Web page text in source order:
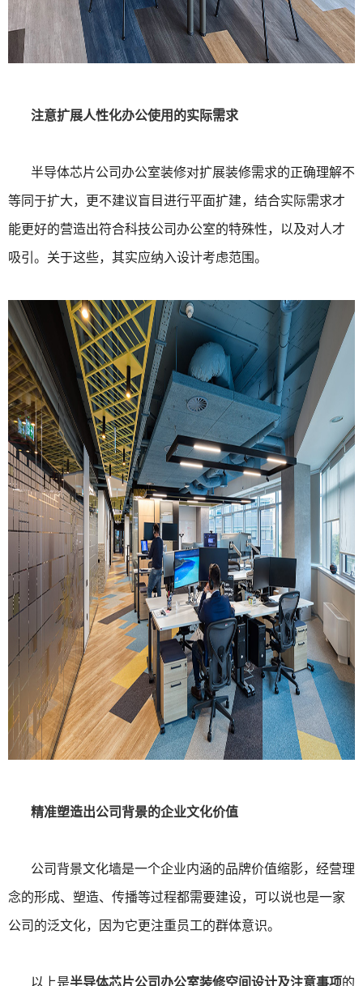
注意扩展人性化办公使用的实际需求
半导体芯片公司办公室装修对扩展装修需求的正确理解不
等同于扩大，更不建议盲目进行平面扩建，结合实际需求才
能更好的营造出符合科技公司办公室的特殊性，以及对人才
吸引。关于这些，其实应纳入设计考虑范围。
精准塑造出公司背景的企业文化价值
公司背景文化墙是一个企业内涵的品牌价值缩影，经营理
念的形成、塑造、传播等过程都需要建设，可以说也是一家
公司的泛文化，因为它更注重员工的群体意识。
以上是半导体芯片公司办公室装修空间设计及注意事项的